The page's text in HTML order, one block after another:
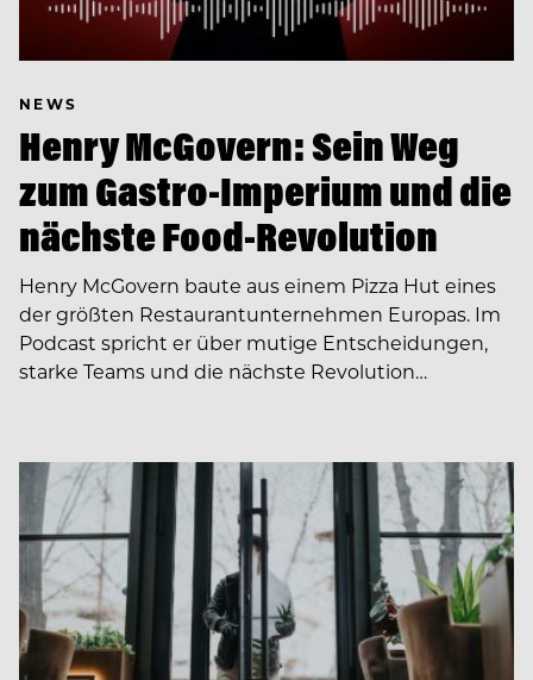
NEWS
Henry McGovern: Sein Weg
zum Gastro-Imperium und die
nächste Food-Revolution
Henry McGovern baute aus einem Pizza Hut eines
der größten Restaurantunternehmen Europas. Im
Podcast spricht er über mutige Entscheidungen,
starke Teams und die nächste Revolution…